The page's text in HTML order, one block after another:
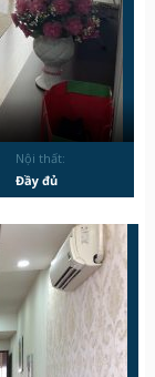
Nội thất:
Đầy đủ